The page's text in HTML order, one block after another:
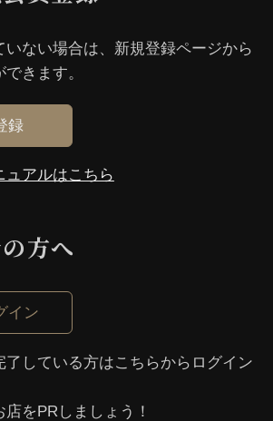
いない場合は、新規登録ページから
きます。
録
ュアルはこちら
⽅へ
イン
了している⽅はこちらからログイン
をPRしましょう！